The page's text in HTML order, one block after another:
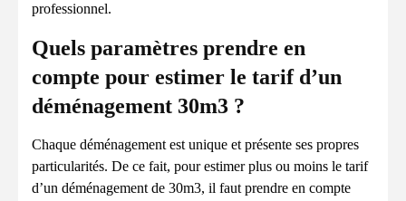
professionnel.
Quels paramètres prendre en
compte pour estimer le tarif d’un
déménagement 30m3 ?
Chaque déménagement est unique et présente ses propres
particularités. De ce fait, pour estimer plus ou moins le tarif
d’un déménagement de 30m3, il faut prendre en compte